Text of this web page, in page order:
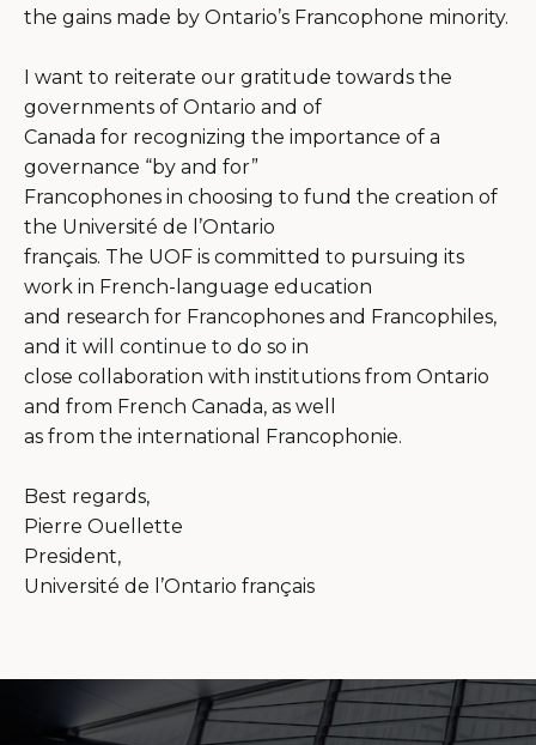
the gains made by Ontario’s Francophone minority.
I want to reiterate our gratitude towards the
governments of Ontario and of
Canada for recognizing the importance of a
governance “by and for”
Francophones in choosing to fund the creation of
the Université de l’Ontario
français. The UOF is committed to pursuing its
work in French-language education
and research for Francophones and Francophiles,
and it will continue to do so in
close collaboration with institutions from Ontario
and from French Canada, as well
as from the international Francophonie.
Best regards,
Pierre Ouellette
President,
Université de l’Ontario français